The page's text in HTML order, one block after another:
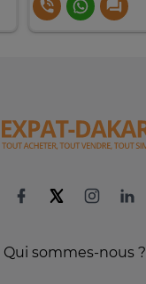
Qui sommes-nous ?